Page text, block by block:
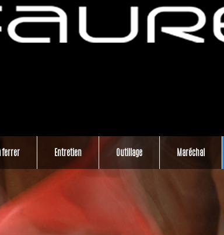
ferrer Entretien Outillage Maréchal